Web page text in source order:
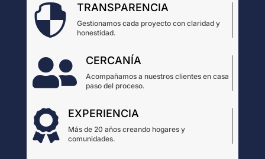
 TRANSPARENCIA
Gestionamos cada proyecto con claridad y
honestidad.
 CERCANÍA
Acompañamos a nuestros clientes en casa
paso del proceso.
 EXPERIENCIA
Más de 20 años creando hogares y
comunidades.